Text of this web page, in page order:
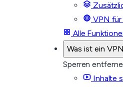
VPN
Alle
Was ist ein
Sperren
Inhalte